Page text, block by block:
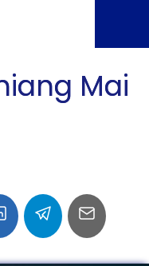
Mai